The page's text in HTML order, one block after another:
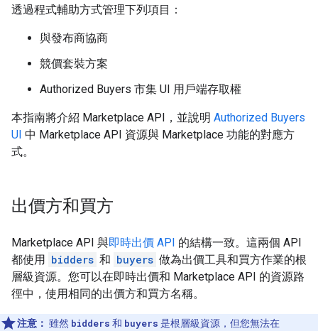
透過程式輔助方式管理下列項目：
與發布商協商
競價套裝方案
Authorized Buyers 市集 UI 用戶端存取權
本指南將介紹 Marketplace API，並說明 Authorized Buyers
UI 中 Marketplace API 資源與 Marketplace 功能的對應方
式。
出價方和買方
Marketplace API 與即時出價 API 的結構一致。這兩個 API
都使用 bidders 和 buyers 做為出價工具和買方作業的根
層級資源。您可以在即時出價和 Marketplace API 的資源路
徑中，使用相同的出價方和買方名稱。
注意： 雖然 bidders 和 buyers 是根層級資源，但您無法在